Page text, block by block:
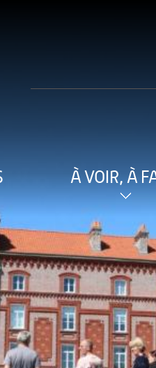
À VOIR, À